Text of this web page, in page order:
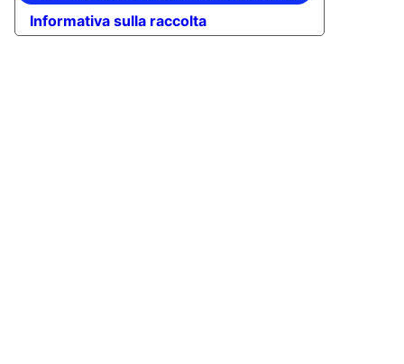
Informativa sulla raccolta